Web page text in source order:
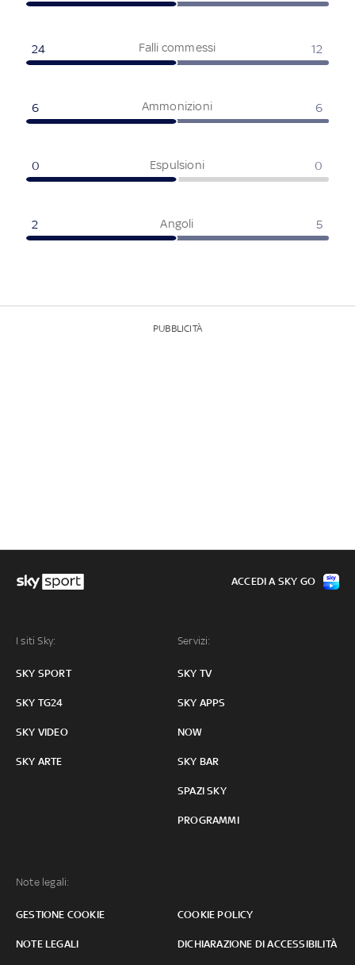
Falli commessi
24 12
Ammonizioni
6 6
Espulsioni
0 0
Angoli
2 5
PUBBLICITÀ
I siti Sky:
SKY SPORT
SKY TG24
SKY VIDEO
SKY ARTE
Servizi:
SKY TV
SKY APPS
NOW
SKY BAR
SPAZI SKY
PROGRAMMI
Note legali:
GESTIONE COOKIE COOKIE POLICY
NOTE LEGALI DICHIARAZIONE DI ACCESSIBILITÀ
ACCEDI A SKY GO